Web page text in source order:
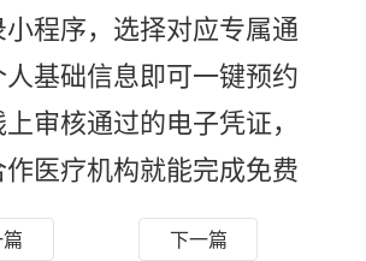
程序，选择对应专属通
基础信息即可一键预约
审核通过的电子凭证，
医疗机构就能完成免费
合格后直接线上申领电子
下一篇